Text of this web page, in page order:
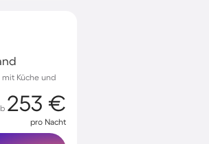
mit Küche und
253 €
pro Nacht